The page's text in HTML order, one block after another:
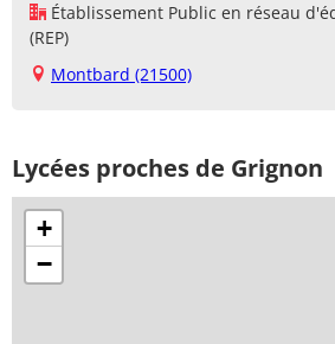
Établissement Public en réseau
(REP)
Montbard (21500)
Lycées proches de Grignon
+
−